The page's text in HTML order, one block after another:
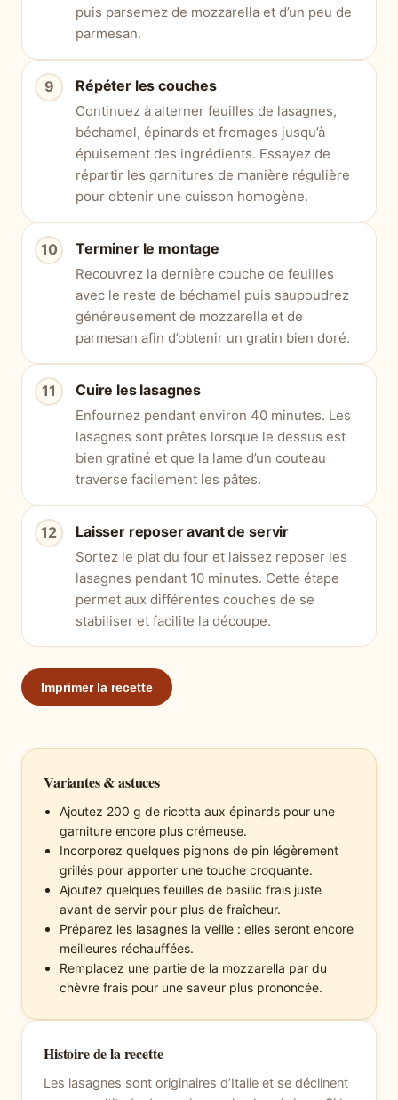
puis parsemez de mozzarella et d’un peu de
parmesan.
Répéter les couches
Continuez à alterner feuilles de lasagnes,
béchamel, épinards et fromages jusqu’à
épuisement des ingrédients. Essayez de
répartir les garnitures de manière régulière
pour obtenir une cuisson homogène.
Terminer le montage
Recouvrez la dernière couche de feuilles
avec le reste de béchamel puis saupoudrez
généreusement de mozzarella et de
parmesan afin d’obtenir un gratin bien doré.
Cuire les lasagnes
Enfournez pendant environ 40 minutes. Les
lasagnes sont prêtes lorsque le dessus est
bien gratiné et que la lame d’un couteau
traverse facilement les pâtes.
Laisser reposer avant de servir
Sortez le plat du four et laissez reposer les
lasagnes pendant 10 minutes. Cette étape
permet aux différentes couches de se
stabiliser et facilite la découpe.
Imprimer la recette
Variantes & astuces
Ajoutez 200 g de ricotta aux épinards pour une
garniture encore plus crémeuse.
Incorporez quelques pignons de pin légèrement
grillés pour apporter une touche croquante.
Ajoutez quelques feuilles de basilic frais juste
avant de servir pour plus de fraîcheur.
Préparez les lasagnes la veille : elles seront encore
meilleures réchauffées.
Remplacez une partie de la mozzarella par du
chèvre frais pour une saveur plus prononcée.
Histoire de la recette
Les lasagnes sont originaires d’Italie et se déclinent